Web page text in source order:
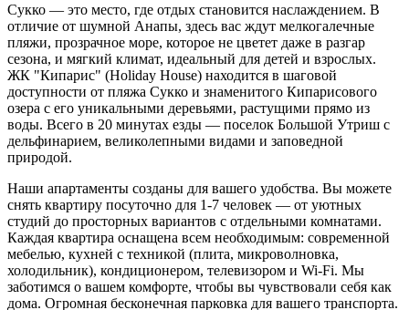
Сукко — это место, где отдых становится наслаждением. В
отличие от шумной Анапы, здесь вас ждут мелкогалечные
пляжи, прозрачное море, которое не цветет даже в разгар
сезона, и мягкий климат, идеальный для детей и взрослых.
ЖК "Кипарис" (Holiday House) находится в шаговой
доступности от пляжа Сукко и знаменитого Кипарисового
озера с его уникальными деревьями, растущими прямо из
воды. Всего в 20 минутах езды — поселок Большой Утриш с
дельфинарием, великолепными видами и заповедной
природой.
Наши апартаменты созданы для вашего удобства. Вы можете
снять квартиру посуточно для 1-7 человек — от уютных
студий до просторных вариантов с отдельными комнатами.
Каждая квартира оснащена всем необходимым: современной
мебелью, кухней с техникой (плита, микроволновка,
холодильник), кондиционером, телевизором и Wi-Fi. Мы
заботимся о вашем комфорте, чтобы вы чувствовали себя как
дома. Огромная бесконечная парковка для вашего транспорта.